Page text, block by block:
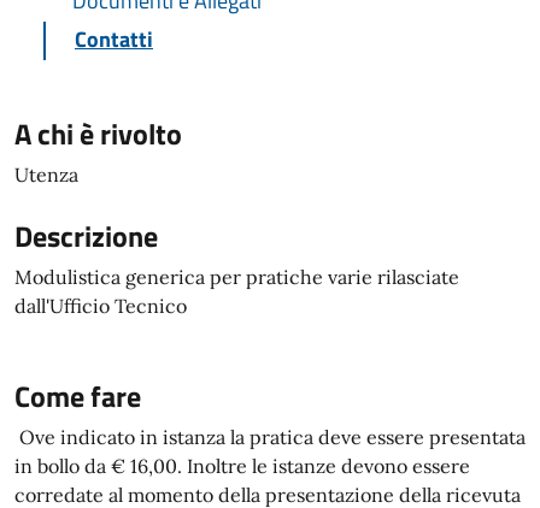
Contatti
A chi è rivolto
Utenza
Descrizione
Modulistica generica per pratiche varie rilasciate
dall'Ufficio Tecnico
Come fare
Ove indicato in istanza la pratica deve essere presentata
in bollo da € 16,00. Inoltre le istanze devono essere
corredate al momento della presentazione della ricevuta